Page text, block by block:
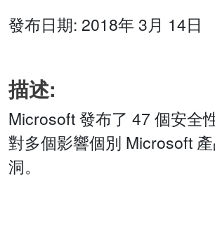
發布日期: 2018年 3月 14日
描述:
Microsoft 發布了 47 個安全
對多個影響個別 Microsoft
洞。